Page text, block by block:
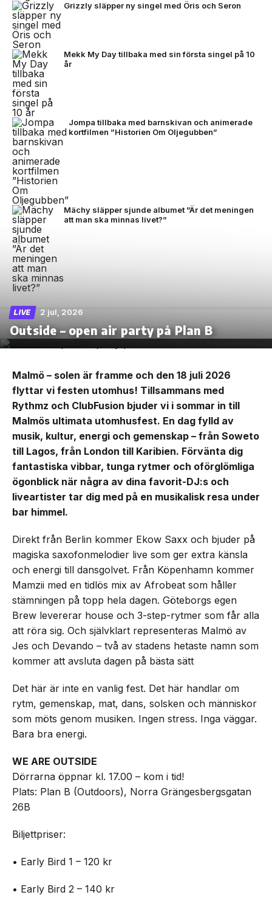
Grizzly släpper ny singel med Öris och Seron
Mekk My Day tillbaka med sin första singel på 10
år
Jompa tillbaka med barnskivan och animerade
kortfilmen ”Historien Om Oljegubben”
Mächy släpper sjunde albumet ”Är det meningen
att man ska minnas livet?”
LIVE 2 jul, 2026
Outside – open air party på Plan B
Malmö – solen är framme och den 18 juli 2026
flyttar vi festen utomhus! Tillsammans med
Rythmz och ClubFusion bjuder vi i sommar in till
Malmös ultimata utomhusfest. En dag fylld av
musik, kultur, energi och gemenskap – från Soweto
till Lagos, från London till Karibien. Förvänta dig
fantastiska vibbar, tunga rytmer och oförglömliga
ögonblick när några av dina favorit-DJ:s och
liveartister tar dig med på en musikalisk resa under
bar himmel.
Direkt från Berlin kommer Ekow Saxx och bjuder på
magiska saxofonmelodier live som ger extra känsla
och energi till dansgolvet. Från Köpenhamn kommer
Mamzii med en tidlös mix av Afrobeat som håller
stämningen på topp hela dagen. Göteborgs egen
Brew levererar house och 3-step-rytmer som får alla
att röra sig. Och självklart representeras Malmö av
Jes och Devando – två av stadens hetaste namn som
kommer att avsluta dagen på bästa sätt
Det här är inte en vanlig fest. Det här handlar om
rytm, gemenskap, mat, dans, solsken och människor
som möts genom musiken. Ingen stress. Inga väggar.
Bara bra energi.
WE ARE OUTSIDE
Dörrarna öppnar kl. 17.00 – kom i tid!
Plats: Plan B (Outdoors), Norra Grängesbergsgatan
26B
Biljettpriser:
• Early Bird 1 – 120 kr
• Early Bird 2 – 140 kr